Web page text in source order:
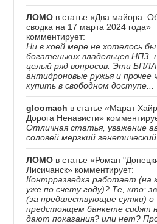
ЛОМО в статье «Два майора:
сводка на 17 марта 2024 года»
комментирует:
Ни в коей мере не хотелось
богатеньких владельцев НПЗ,
целый ряд вопросов. Эти
антидроновые ружья и прочее
купить в свободном доступе...
gloomach в статье «Марат
Дорога Ненависти»
Отличная статья, уважение
соловей мерзкий генетический
ЛОМО в статье «Роман
Лисичанск» комментирует:
Контрразведка работает (на
уже по счету году)? Те, кто:
(за предшествующие сутки) о
предстоящем банкете сидят
дают показания? или нет?